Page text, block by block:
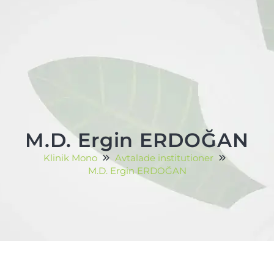
M.D. Ergin ERDOĞAN
Klinik Mono
Avtalade institutioner
M.D. Ergin ERDOĞAN